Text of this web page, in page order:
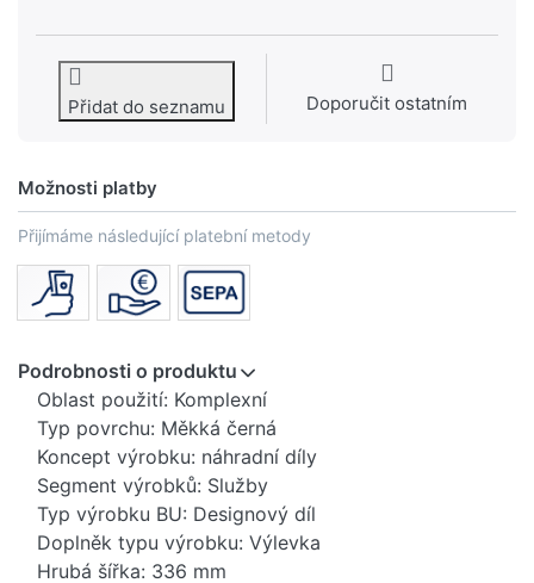
Přidat do seznamu Doporučit ostatním
Možnosti platby
Přijímáme následující platební metody
Podrobnosti o produktu
Oblast použití: Komplexní
Typ povrchu: Měkká černá
Koncept výrobku: náhradní díly
Segment výrobků: Služby
Typ výrobku BU: Designový díl
Doplněk typu výrobku: Výlevka
Hrubá šířka: 336 mm